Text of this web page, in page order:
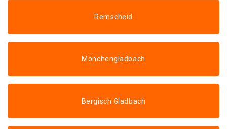
Remscheid
Mönchengladbach
Bergisch Gladbach